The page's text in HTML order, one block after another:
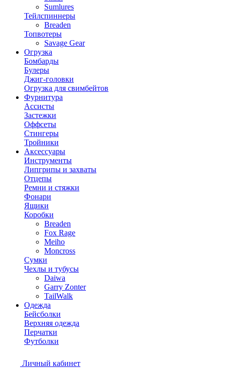
Sumlures
Тейлспиннеры
Breaden
Топвотеры
Savage Gear
Огрузка
Бомбарды
Булеры
Джиг-головки
Огрузка для свимбейтов
Фурнитура
Ассисты
Застежки
Оффсеты
Стингеры
Тройники
Аксессуары
Инструменты
Липгрипы и захваты
Отцепы
Ремни и стяжки
Фонари
Ящики
Коробки
Breaden
Fox Rage
Meiho
Moncross
Сумки
Чехлы и тубусы
Daiwa
Garry Zonter
TailWalk
Одежда
Бейсболки
Верхняя одежда
Перчатки
Футболки
Личный кабинет